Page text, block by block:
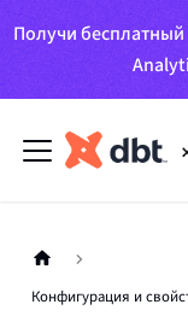
Получи бесплатный
Конфигурация и